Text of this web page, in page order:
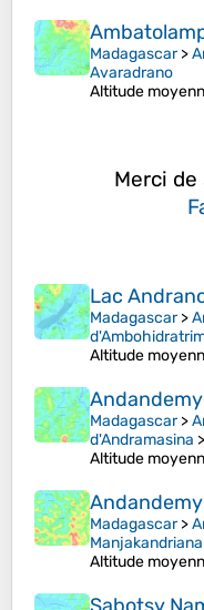
Madagascar>
Avaradrano
Altitude
Merci
Lac
Madagascar>
Altitude
Andandemy
Madagascar>
d'Andramasina >
Altitude
Andandemy
Madagascar>
Manjakandriana
Altitude